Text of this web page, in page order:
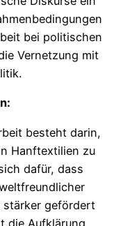
bei politischen
Vernetzung mit
besteht darin,
Hanftextilien zu
dafür, dass
stärker gefördert
die Aufklärung